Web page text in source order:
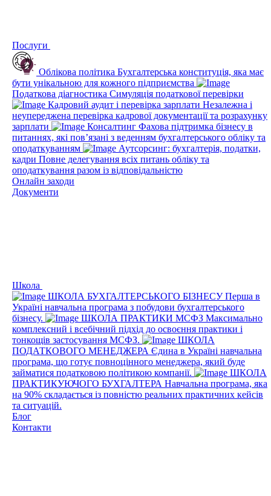
Послуги
Облікова політика Бухгалтерська конституція, яка має
бути унікальною для кожного підприємства
Податкова діагностика Симуляція податкової перевірки
Кадровий аудит і перевірка зарплати Незалежна і
неупереджена перевірка кадрової документації та розрахунку
зарплати
Консалтинг Фахова підтримка бізнесу в
питаннях, які пов’язані з веденням бухгалтерського обліку та
оподаткуванням
Аутсорсинг: бухгалтерія, податки,
кадри Повне делегування всіх питань обліку та
оподаткування разом із відповідальністю
Онлайн заходи
Документи
Школа
ШКОЛА БУХГАЛТЕРСЬКОГО БІЗНЕСУПерша в
Україні навчальна програма з побудови бухгалтерського
бізнесу.
ШКОЛА ПРАКТИКИ МСФЗ Максимально
комплексний і всебічний підхід до освоєння практики і
тонкощів застосування МСФЗ.
ШКОЛА
ПОДАТКОВОГО МЕНЕДЖЕРА Єдина в Україні навчальна
програма, що готує повноцінного менеджера, який буде
займатися податковою політикою компанії.
ШКОЛА
ПРАКТИКУЮЧОГО БУХГАЛТЕРА Навчальна програма, яка
на 90% складається із повністю реальних практичних кейсів
та ситуацій.
Блог
Контакти